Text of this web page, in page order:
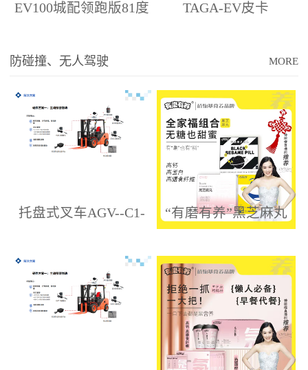
EV100城配领跑版81度 TAGA-EV皮卡
防碰撞、无人驾驶 MORE
托盘式叉车AGV--C1- “有磨有养”黑芝麻丸